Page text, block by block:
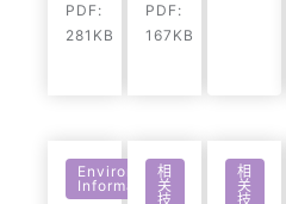
PDF:
281KB
PDF:
167KB
Environment
Information
相
关
技
相
关
技